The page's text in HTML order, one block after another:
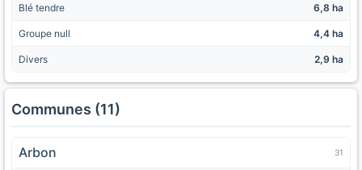
Blé tendre 6,8 ha
Groupe null 4,4 ha
Divers 2,9 ha
Communes (11)
Arbon 31